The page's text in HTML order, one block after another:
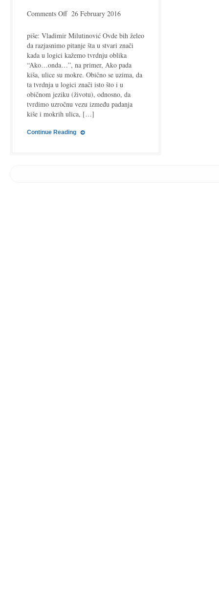
Comments Offon
logičkoj
relaciji
implikacije
26 February 2016
piše: Vladimir Milutinović Ovde bih želeo
da razjasnimo pitanje šta u stvari znači
kada u logici kažemo tvrdnju oblika
“Ako…onda…”, na primer, Ako pada
kiša, ulice su mokre. Obično se uzima, da
ta tvrdnja u logici znači isto što i u
običnom jeziku (životu), odnosno, da
tvrdimo uzročnu vezu između padanja
kiše i mokrih ulica, […]
Continue Reading